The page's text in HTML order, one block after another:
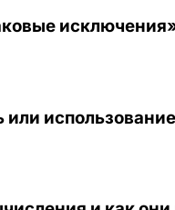
использование